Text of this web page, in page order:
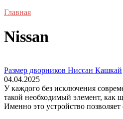
Главная
Nissan
Размер дворников Ниссан Кашкай
04.04.2025
У каждого без исключения
такой необходимый элемент, как
Именно это устройство позволяет